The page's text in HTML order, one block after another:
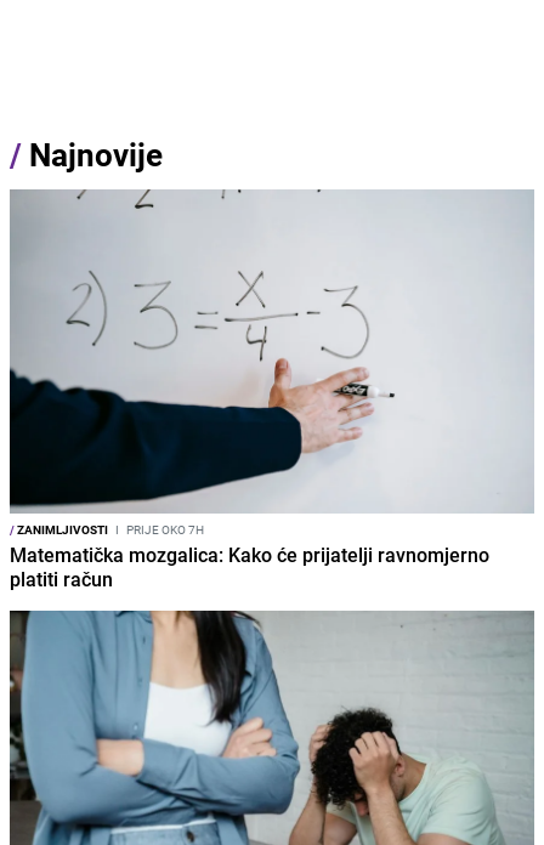
/ Najnovije
/ZANIMLJIVOSTI I PRIJE OKO 7H
Matematička mozgalica: Kako će prijatelji ravnomjerno
platiti račun